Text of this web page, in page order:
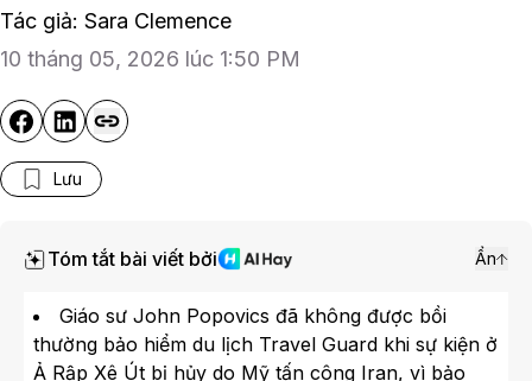
Tác giả: Sara Clemence
10 tháng 05, 2026 lúc 1:50 PM
Lưu
Tóm tắt bài viết bởi Ẩn
Giáo sư John Popovics đã không được bồi
thường bảo hiểm du lịch Travel Guard khi sự kiện ở
Ả Rập Xê Út bị hủy do Mỹ tấn công Iran, vì bảo